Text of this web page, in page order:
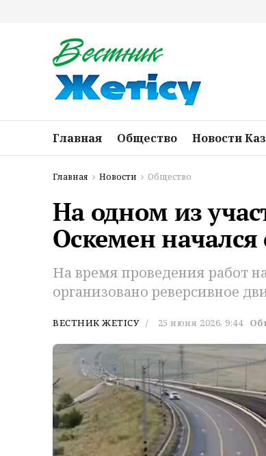
Главная Общество Новости
Главная Новости Общество
На одном из
Оскемен
На время проведения работ
организовано реверсивное
ВЕСТНИК ЖЕТІСУ 25 июня 2026, 9:44